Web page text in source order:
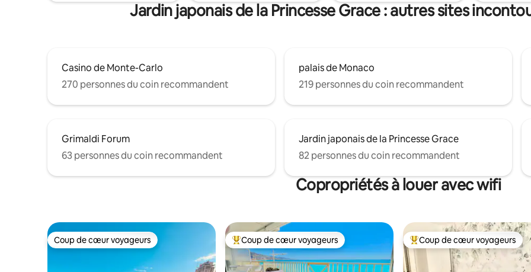
Jardin japonais de la Princesse Grace : autres sites
Casino de Monte-Carlo
270 personnes du coin recommandent
palais de Monaco
219 personnes du coin recommandent
Grimaldi Forum
63 personnes du coin recommandent
Jardin japonais de la Princesse Grace
82 personnes du coin recommandent
Copropriétés à louer avec wifi
Coup de cœur voyageurs
Coup de cœur voyageurs Coup de cœur voyageurs parmi les plus aimés
Coup de cœur voyageurs Coup de cœur voyageurs
Coup de cœur voyageurs